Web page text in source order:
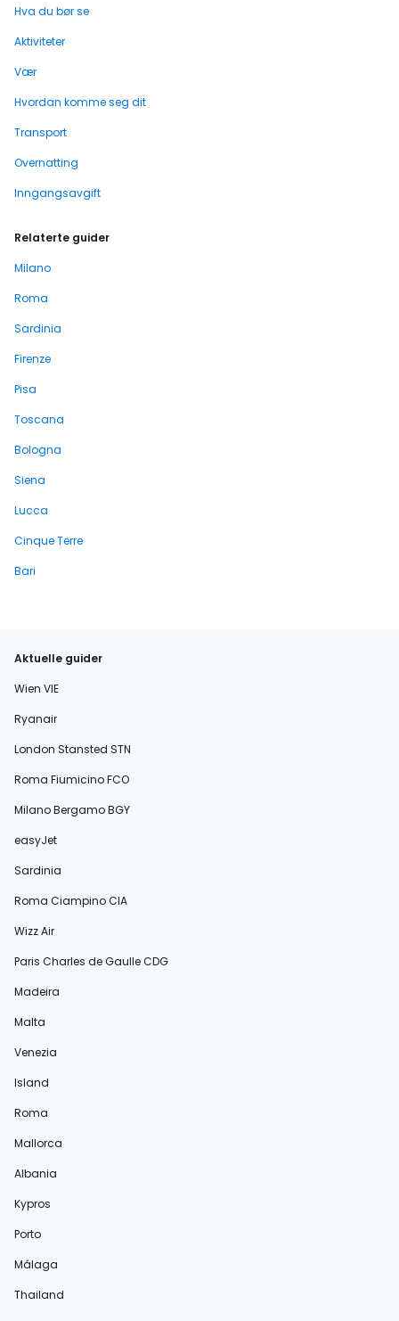
Hva du bør se
Aktiviteter
Vær
Hvordan komme seg dit
Transport
Overnatting
Inngangsavgift
Relaterte guider
Milano
Roma
Sardinia
Firenze
Pisa
Toscana
Bologna
Siena
Lucca
Cinque Terre
Bari
Aktuelle guider
Wien VIE
Ryanair
London Stansted STN
Roma Fiumicino FCO
Milano Bergamo BGY
easyJet
Sardinia
Roma Ciampino CIA
Wizz Air
Paris Charles de Gaulle CDG
Madeira
Malta
Venezia
Island
Roma
Mallorca
Albania
Kypros
Porto
Málaga
Thailand